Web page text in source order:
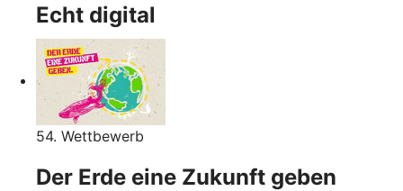
Echt digital
54. Wettbewerb
Der Erde eine Zukunft geben